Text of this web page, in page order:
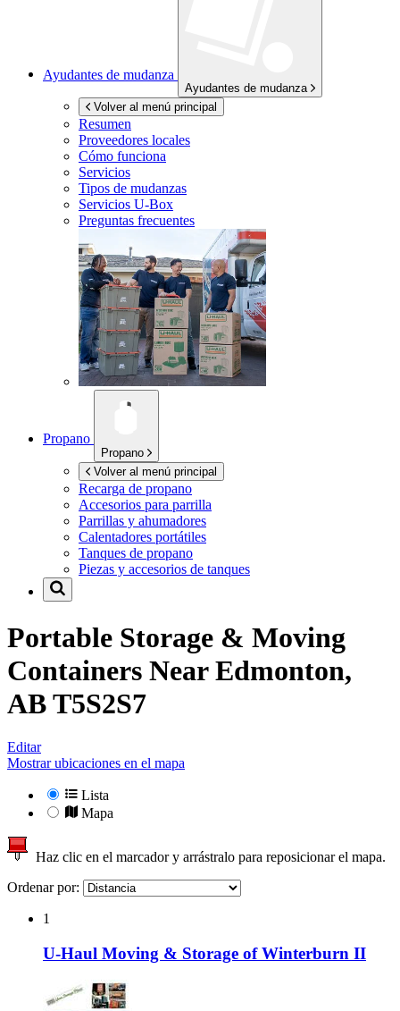
Ayudantes de mudanza
Ayudantes de mudanza
Volver al menú principal
Resumen
Proveedores locales
Cómo funciona
Servicios
Tipos de mudanzas
Servicios U-Box
Preguntas frecuentes
Propano
Propano
Volver al menú principal
Recarga de propano
Accesorios para parrilla
Parrillas y ahumadores
Calentadores portátiles
Tanques de propano
Piezas y accesorios de tanques
Portable Storage & Moving
Containers NearEdmonton,
AB T5S2S7
Editar
Mostrar ubicaciones en el mapa
Lista
Mapa
Haz clic en el marcador y arrástralo para reposicionar el mapa.
Ordenar por:
1
U-Haul Moving & Storage of Winterburn II